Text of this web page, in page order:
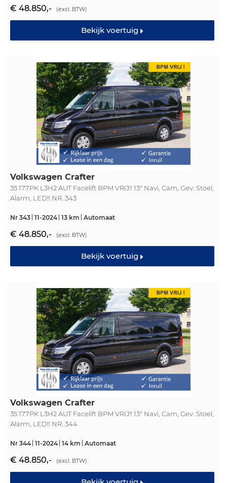
€ 48.850,- (excl. BTW)
Bekijk voertuig
Volkswagen Crafter
35 177PK L3H2 AUT Facelift BPM VRIJ!! 13" Navi, Cam, Gev. Stoel,
Alarm, LED!! NR. 343
Nr 343 11-2024 13 km Automaat
€ 48.850,- (excl. BTW)
Bekijk voertuig
Volkswagen Crafter
35 177PK L3H2 AUT Facelift BPM VRIJ!! 13" Navi, Cam, Gev. Stoel,
Alarm, LED!! NR. 344
Nr 344 11-2024 14 km Automaat
€ 48.850,- (excl. BTW)